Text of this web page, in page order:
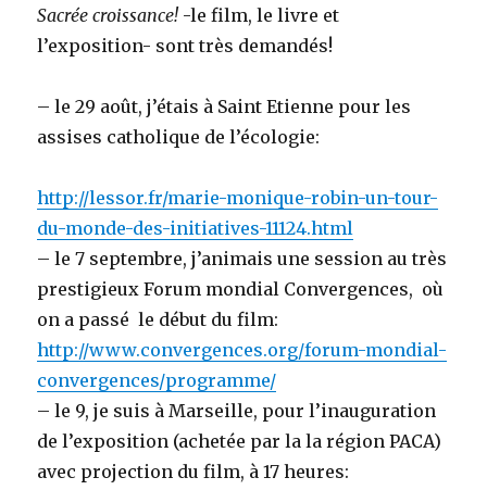
Sacrée croissance! -le film, le livre et
l’exposition- sont très demandés!
– le 29 août, j’étais à Saint Etienne pour les
assises catholique de l’écologie:
http://lessor.fr/marie-monique-robin-un-tour-
du-monde-des-initiatives-11124.html
– le 7 septembre, j’animais une session au très
prestigieux Forum mondial Convergences, où
on a passé le début du film:
http://www.convergences.org/forum-mondial-
convergences/programme/
– le 9, je suis à Marseille, pour l’inauguration
de l’exposition (achetée par la la région PACA)
avec projection du film, à 17 heures: